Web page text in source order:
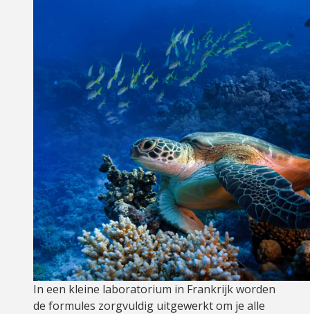
In een kleine laboratorium in Frankrijk worden
de formules zorgvuldig uitgewerkt om je alle